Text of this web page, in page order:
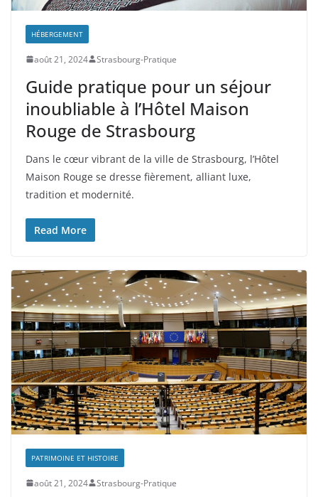
HÉBERGEMENT
août 21, 2024 Strasbourg-Pratique
Guide pratique pour un séjour
inoubliable à l’Hôtel Maison
Rouge de Strasbourg
Dans le cœur vibrant de la ville de Strasbourg, l’Hôtel
Maison Rouge se dresse fièrement, alliant luxe,
tradition et modernité.
Read More
PATRIMOINE ET HISTOIRE
août 21, 2024 Strasbourg-Pratique